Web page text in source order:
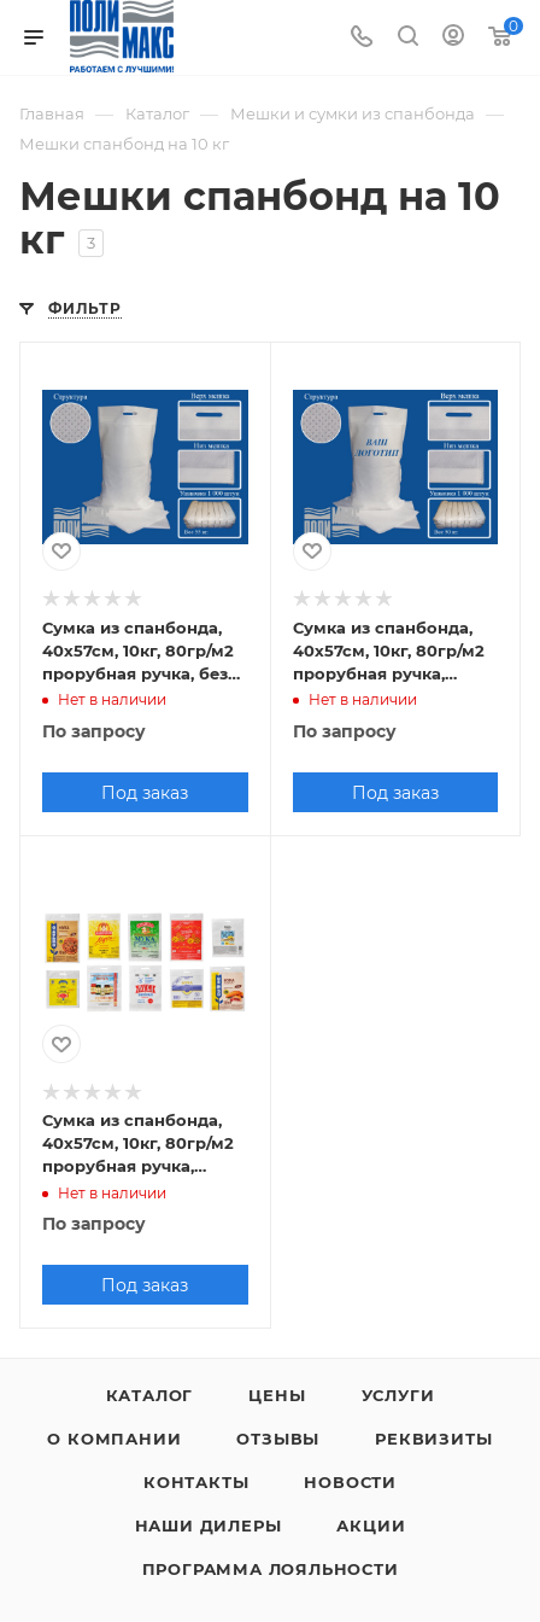
0
Главная — Каталог — Мешки и сумки из спанбонда —
Мешки спанбонд на 10 кг
Мешки спанбонд на 10
кг
3
ФИЛЬТР
Сумка из спанбонда,
40х57см, 10кг, 80гр/м2
прорубная ручка, без
логотипа, белый
Нет в наличии
По запросу
Под заказ
Сумка из спанбонда,
40х57см, 10кг, 80гр/м2
прорубная ручка,
флексопечать
Нет в наличии
По запросу
Под заказ
Сумка из спанбонда,
40х57см, 10кг, 80гр/м2
прорубная ручка,
полноцветная печать
Нет в наличии
По запросу
Под заказ
КАТАЛОГ ЦЕНЫ УСЛУГИ
О КОМПАНИИ ОТЗЫВЫ РЕКВИЗИТЫ
КОНТАКТЫ НОВОСТИ
НАШИ ДИЛЕРЫ АКЦИИ
ПРОГРАММА ЛОЯЛЬНОСТИ